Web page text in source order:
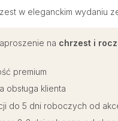
w eleganckim wydaniu
na chrzest i
premium
obsługa klienta
do 5 dni roboczych od